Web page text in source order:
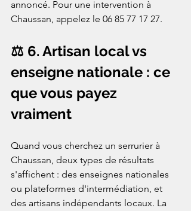
annoncé. Pour une intervention à
Chaussan, appelez le 06 85 77 17 27.
⚖️ 6. Artisan local vs
enseigne nationale : ce
que vous payez
vraiment
Quand vous cherchez un serrurier à
Chaussan, deux types de résultats
s'affichent : des enseignes nationales
ou plateformes d'intermédiation, et
des artisans indépendants locaux. La